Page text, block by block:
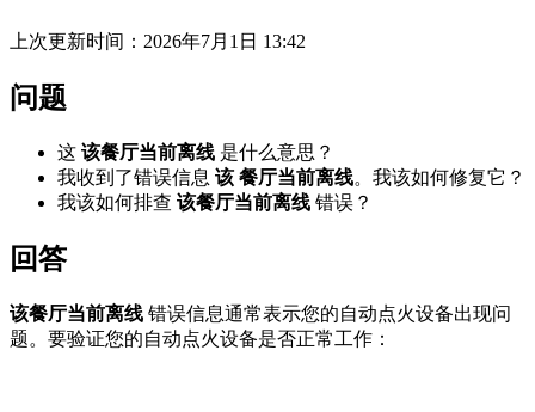
上次更新时间：2026年7月1日 13:42
问题
这 该餐厅当前离线 是什么意思？
我收到了错误信息 该 餐厅当前离线。我该如何修复它？
我该如何排查 该餐厅当前离线 错误？
回答
该餐厅当前离线 错误信息通常表示您的自动点火设备出现问
题。要验证您的自动点火设备是否正常工作：